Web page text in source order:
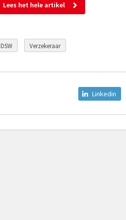
Lees het hele artikel
DSW Verzekeraar
Linkedin